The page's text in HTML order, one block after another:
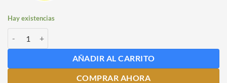
Hay existencias
AÑADIR AL CARRITO
COMPRAR AHORA